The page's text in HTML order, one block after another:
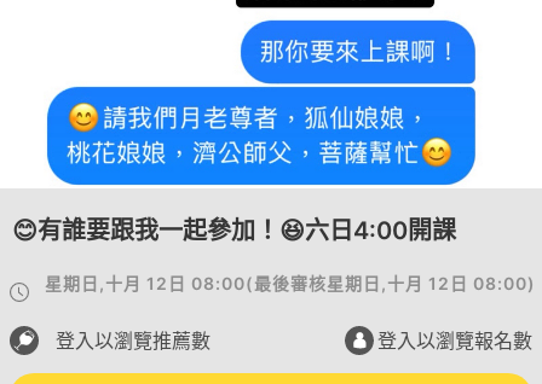
😊有誰要跟我一起參加！😆六日4:00開課
星期日,十月 12日 08:00(最後審核星期日,十月 12日 08:00)
登入以瀏覽推薦數 登入以瀏覽報名數